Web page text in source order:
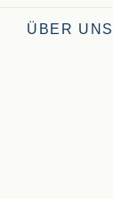
ÜBER UNS